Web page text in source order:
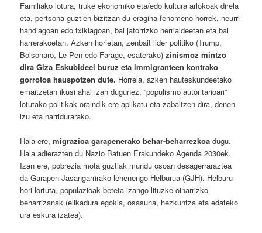
Familiako lotura, truke ekonomiko eta/edo kultura arlokoak direla
eta, pertsona guztien bizitzan du eragina fenomeno horrek, neurri
handiagoan edo txikiagoan, bai jatorrizko herrialdeetan eta bai
harrerakoetan. Azken horietan, zenbait lider politiko (Trump,
Bolsonaro, Le Pen edo Farage, esaterako)zinismoz mintzo
dira Giza Eskubideei buruz eta immigranteen kontrako
gorrotoa hauspotzen dute. Horrela, azken hauteskundeetako
emaitzetan ikusi ahal izan dugunez, “populismo autoritarioari”
lotutako politikak oraindik ere aplikatu eta zabaltzen dira, denen
izu eta harridurarako.
Hala ere,migrazioa garapenerako behar-beharrezkoa dugu.
Hala adierazten du Nazio Batuen Erakundeko Agenda 2030ek.
Izan ere, pobrezia mota guztiak mundu osoan desagerraraztea
da Garapen Jasangarrirako lehenengo Helburua (GJH). Helburu
hori lortuta, populazioak beteta izango lituzke oinarrizko
beharrizanak (elikadura egokia, osasuna, hezkuntza eta edateko
ura eskura izatea).